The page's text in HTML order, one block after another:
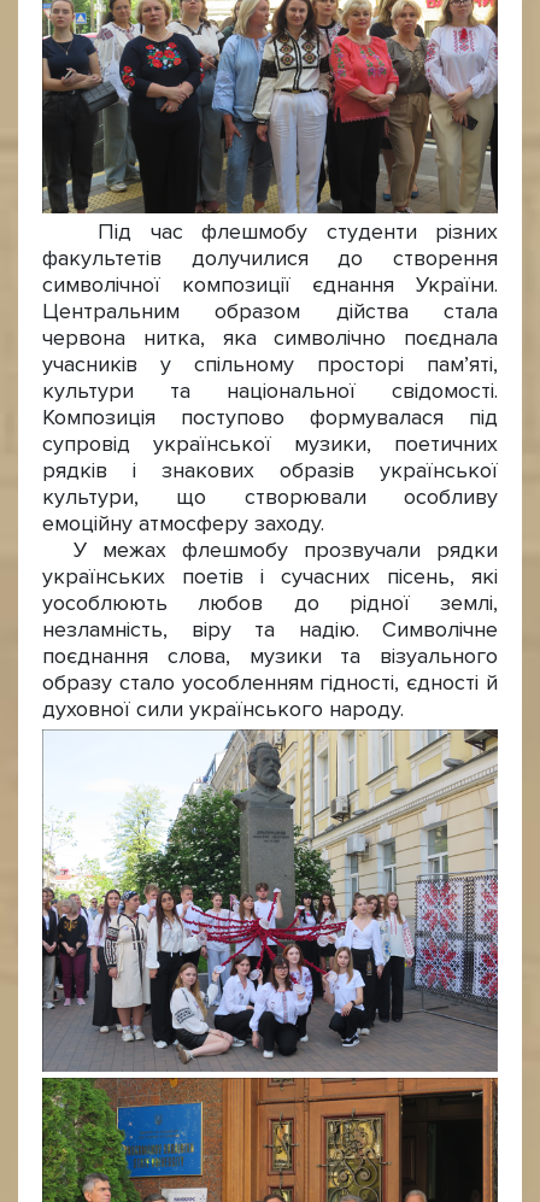
Під час флешмобу студенти різних
факультетів долучилися до створення
символічної композиції єднання України.
Центральним образом дійства стала
червона нитка, яка символічно поєднала
учасників у спільному просторі пам’яті,
культури та національної свідомості.
Композиція поступово формувалася під
супровід української музики, поетичних
рядків і знакових образів української
культури, що створювали особливу
емоційну атмосферу заходу.
У межах флешмобу прозвучали рядки
українських поетів і сучасних пісень, які
уособлюють любов до рідної землі,
незламність, віру та надію. Символічне
поєднання слова, музики та візуального
образу стало уособленням гідності, єдності й
духовної сили українського народу.